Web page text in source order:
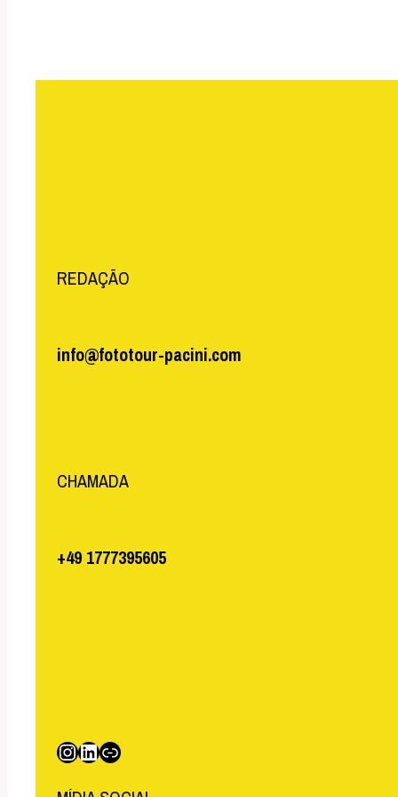
REDAÇÃO
info@fototour-pacini.com
CHAMADA
+49 1777395605
Instagram
LinkedIn
Link